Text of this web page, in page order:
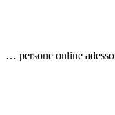
… persone online adesso